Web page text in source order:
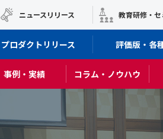
事例・実績 コラム・ノウハウ
ニュースリリース 教育研修・
プロダクトリリース 評価版・各